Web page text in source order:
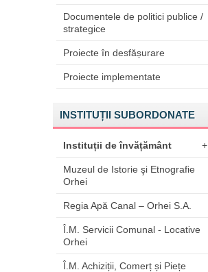
Documentele de politici publice /
strategice
Proiecte în desfășurare
Proiecte implementate
INSTITUȚII SUBORDONATE
Instituții de învățământ +
Muzeul de Istorie şi Etnografie
Orhei
Regia Apă Canal – Orhei S.A.
Î.M. Servicii Comunal - Locative
Orhei
Î.M. Achiziții, Comerț și Piețe